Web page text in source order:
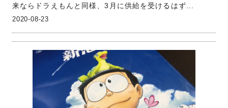
来ならドラえもんと同様、3月に供給を受けるはず...
2020-08-23